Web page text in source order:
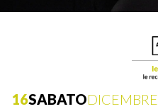
16SABATODICEMBRE